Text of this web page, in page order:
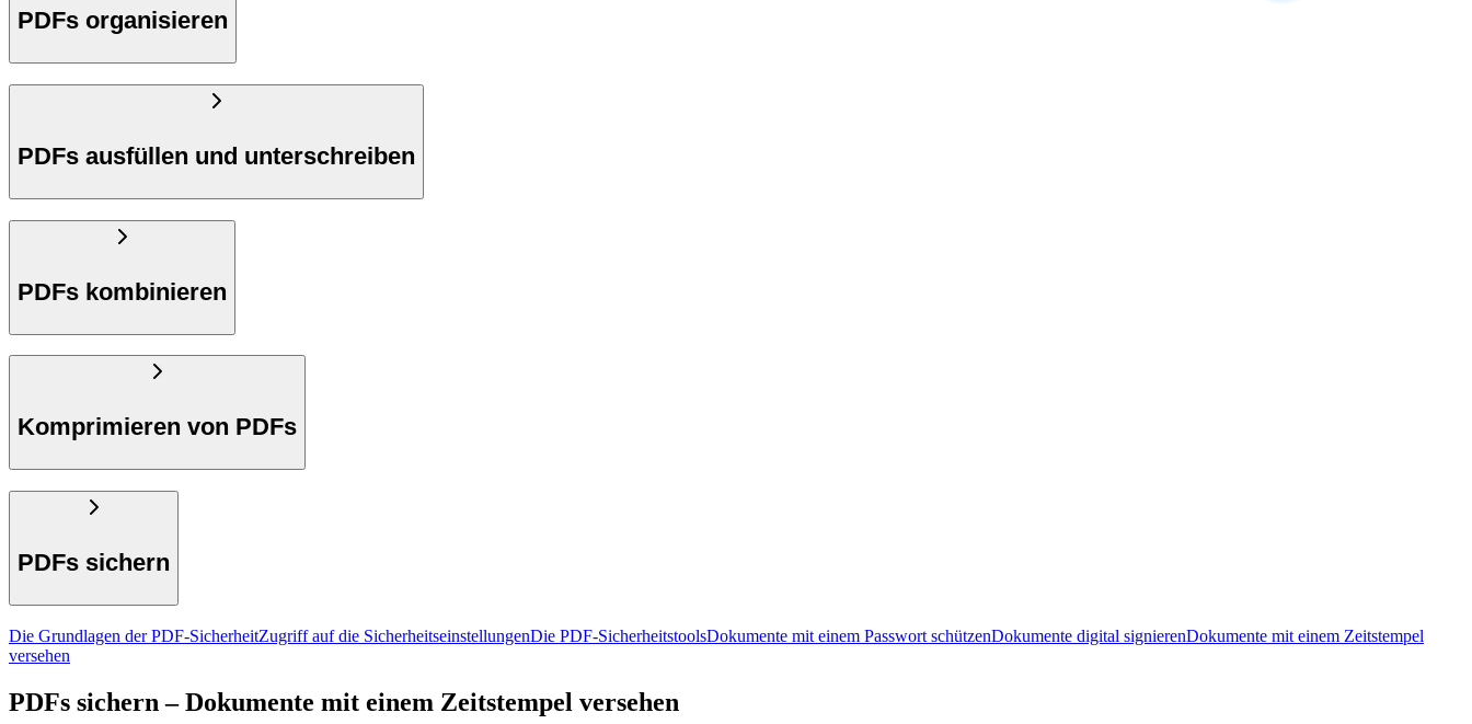
PDFs organisieren
PDFs ausfüllen und unterschreiben
PDFs kombinieren
Komprimieren von PDFs
PDFs sichern
Die Grundlagen der PDF-SicherheitZugriff auf die SicherheitseinstellungenDie PDF-SicherheitstoolsDokumente mit einem Passwort schützenDokumente digital signierenDokumente mit einem Zeitstempel
versehen
PDFs sichern – Dokumente mit einem Zeitstempel versehen